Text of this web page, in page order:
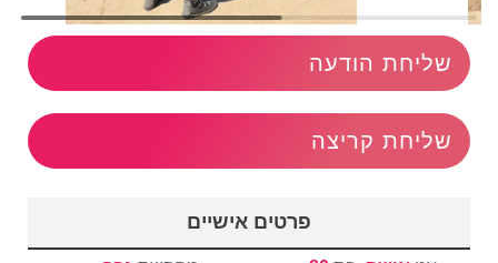
שליחת הודעה
שליחת קריצה
פרטים אישיים